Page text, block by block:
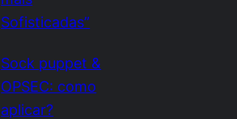
Sofisticadas”
Sock puppet &
OPSEC: como
aplicar?